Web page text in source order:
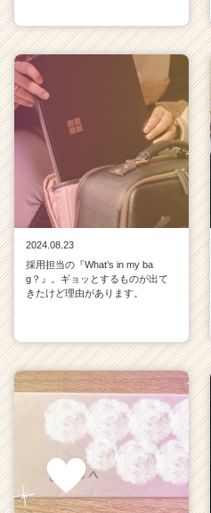
2024.08.23
採用担当の『What’s in my ba
g？』。ギョッとするものが出て
きたけど理由があります。